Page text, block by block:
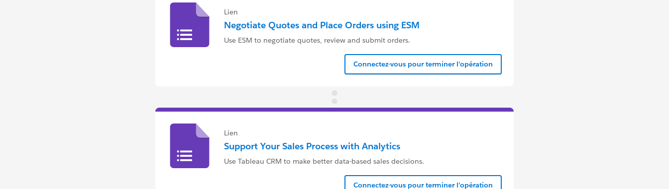
Lien
Negotiate Quotes and Place Orders using ESM
Use ESM to negotiate quotes, review and submit orders.
Connectez-vous pour terminer l'opération
Lien
Support Your Sales Process with Analytics
Use Tableau CRM to make better data-based sales decisions.
Connectez-vous pour terminer l'opération